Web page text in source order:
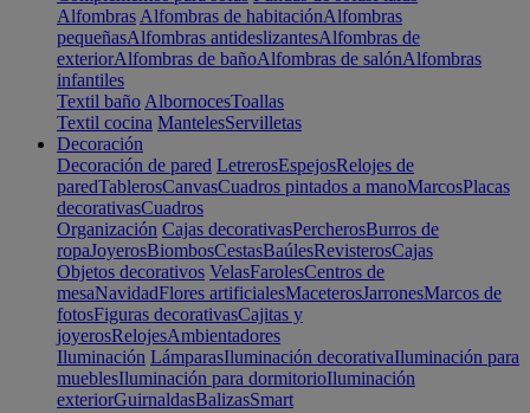
Alfombras Alfombras de habitaciónAlfombras
pequeñasAlfombras antideslizantesAlfombras de
exteriorAlfombras de bañoAlfombras de salónAlfombras
infantiles
Textil baño AlbornocesToallas
Textil cocina MantelesServilletas
Decoración
Decoración de pared LetrerosEspejosRelojes de
paredTablerosCanvasCuadros pintados a manoMarcosPlacas
decorativasCuadros
Organización Cajas decorativasPercherosBurros de
ropaJoyerosBiombosCestasBaúlesRevisterosCajas
Objetos decorativos VelasFarolesCentros de
mesaNavidadFlores artificialesMaceterosJarronesMarcos de
fotosFiguras decorativasCajitas y
joyerosRelojesAmbientadores
Iluminación LámparasIluminación decorativaIluminación para
mueblesIluminación para dormitorioIluminación
exteriorGuirnaldasBalizasSmart